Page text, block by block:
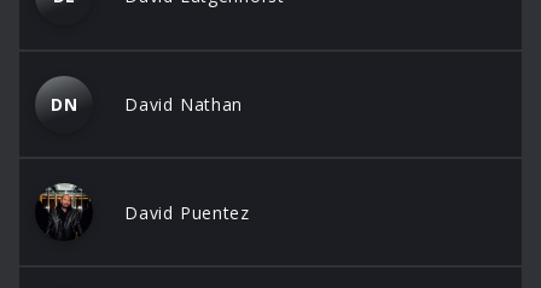
DN David Nathan
David Puentez